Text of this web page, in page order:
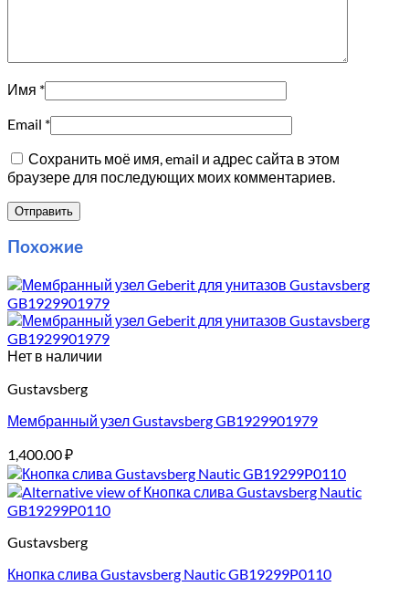
Имя *
Email *
Сохранить моё имя, email и адрес сайта в этом
браузере для последующих моих комментариев.
Похожие
Нет в наличии
Gustavsberg
Мембранный узел Gustavsberg GB1929901979
1,400.00₽
Gustavsberg
Кнопка слива Gustavsberg Nautic GB19299P0110